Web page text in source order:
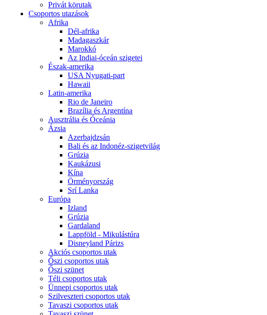
Privát körutak
Csoportos utazások
Afrika
Dél-afrika
Madagaszkár
Marokkó
Az Indiai-óceán szigetei
Észak-amerika
USA Nyugati-part
Hawaii
Latin-amerika
Rio de Janeiro
Brazília és Argentína
Ausztrália és Óceánia
Ázsia
Azerbajdzsán
Bali és az Indonéz-szigetvilág
Grúzia
Kaukázusi
Kína
Örményország
Srí Lanka
Európa
Izland
Grúzia
Gardaland
Lappföld - Mikulástúra
Disneyland Párizs
Akciós csoportos utak
Őszi csoportos utak
Őszi szünet
Téli csoportos utak
Ünnepi csoportos utak
Szilveszteri csoportos utak
Tavaszi csoportos utak